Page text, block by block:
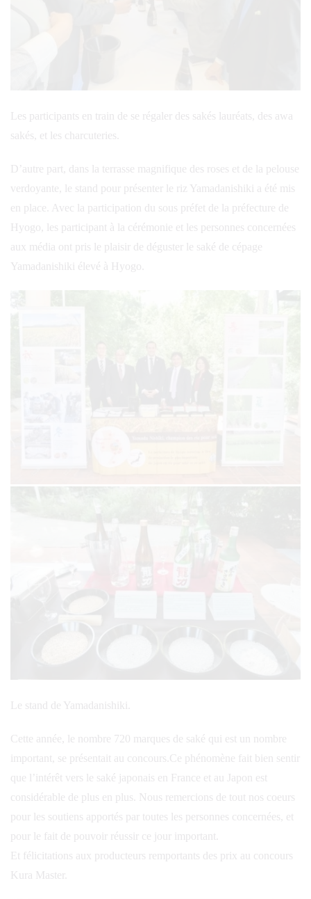
Les participants en train de se régaler des sakés lauréats, des awa
sakés, et les charcuteries.
D’autre part, dans la terrasse magnifique des roses et de la pelouse
verdoyante, le stand pour présenter le riz Yamadanishiki a été mis
en place. Avec la participation du sous préfet de la préfecture de
Hyogo, les participant à la cérémonie et les personnes concernées
aux média ont pris le plaisir de déguster le saké de cépage
Yamadanishiki élevé à Hyogo.
Le stand de Yamadanishiki.
Cette année, le nombre 720 marques de saké qui est un nombre
important, se présentait au concours.Ce phénomène fait bien sentir
que l’intérêt vers le saké japonais en France et au Japon est
considérable de plus en plus. Nous remercions de tout nos coeurs
pour les soutiens apportés par toutes les personnes concernées, et
pour le fait de pouvoir réussir ce jour important.
Et félicitations aux producteurs remportants des prix au concours
Kura Master.